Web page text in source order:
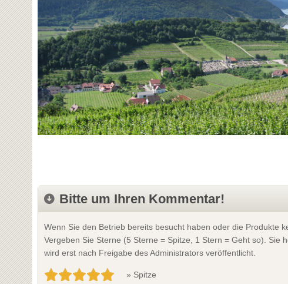
Bitte um Ihren Kommentar!
Wenn Sie den Betrieb bereits besucht haben oder die Produkte
Vergeben Sie Sterne (5 Sterne = Spitze, 1 Stern = Geht so). Sie
wird erst nach Freigabe des Administrators veröffentlicht.
» Spitze